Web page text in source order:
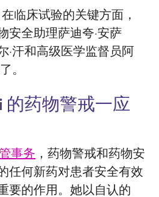
在临床试验的关键方面，
安全助理萨迪夸·安萨
·汗和高级医学监督员阿
。
的药物警戒一应
事务 ，药物警戒和药物安
任何新药对患者安全有效
要的作用。她以自认的